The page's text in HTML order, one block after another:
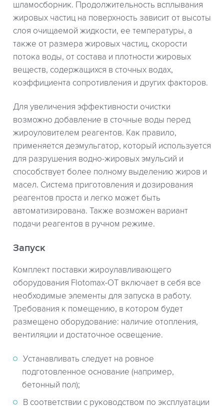
шламосборник. Продолжительность всплывания
жировых частиц на поверхность зависит от высоты
слоя очищаемой жидкости, ее температуры, а
также от размера жировых частиц, скорости
потока воды, от состава и плотности жировых
веществ, содержащихся в сточных водах,
коэффициента сопротивления и других факторов.
Для увеличения эффективности очистки
возможно добавление в сточные воды перед
жироуловителем реагентов. Как правило,
применяется деэмульгатор, который используется
для разрушения водно-жировых эмульсий и
способствует более полному выделению жиров и
масел. Система приготовления и дозирования
реагентов проста и легко может быть
автоматизирована. Также возможен вариант
подачи реагентов в ручном режиме.
Запуск
Комплект поставки жироулавливающего
оборудования Flotomax-OT включает в себя все
необходимые элементы для запуска в работу.
Требования к помещению, в котором будет
размещено оборудование: наличие отопления,
вентиляции и достаточное освещение.
Устанавливать следует на ровное
подготовленное основание (например,
бетонный пол);
В соответствии с руководством по эксплуатации